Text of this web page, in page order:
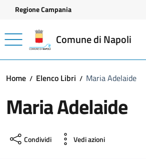
Vai ai contenuti
Vai al footer
Regione Campania
Comune di Napoli
Home Elenco Libri Maria Adelaide
Maria Adelaide
Condividi Vedi azioni